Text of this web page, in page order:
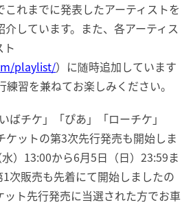
れまでに発表したアーティストを
しています。また、各アーティス
ト
playlist/）に随時追加しています
習を兼ねてお楽しみください。
ばチケ」「ぴあ」「ローチケ」
ケットの第3次先行発売も開始しま
）13:00から6月5日（日）23:59ま
次販売も先着にて開始しましたの
ット先行発売に当選された方でお車